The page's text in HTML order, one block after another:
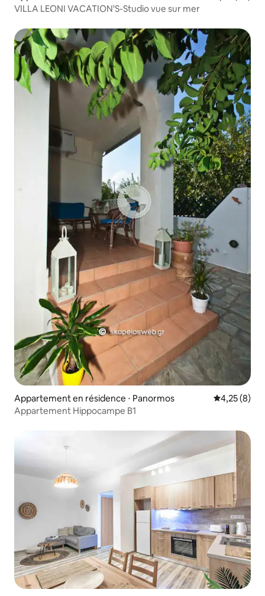
VILLA LEONI VACATION'S-Studio vue sur mer
Appartement en résidence ⋅ Panormos Évaluation
4,25 (8)
Appartement Hippocampe B1